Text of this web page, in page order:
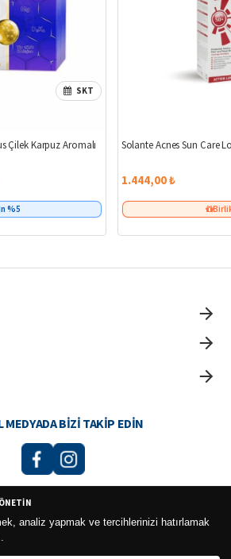
%47
SKT
Çilek Karpuz Aromalı
%5
Solante Acnes Sun Care
1.444,00 ₺
MEDYADA BIZI TAKIP EDIN
Ticaret Limited Şirketi 2026 ©
analiz yapmak ve tercihlerinizi hatırlamak